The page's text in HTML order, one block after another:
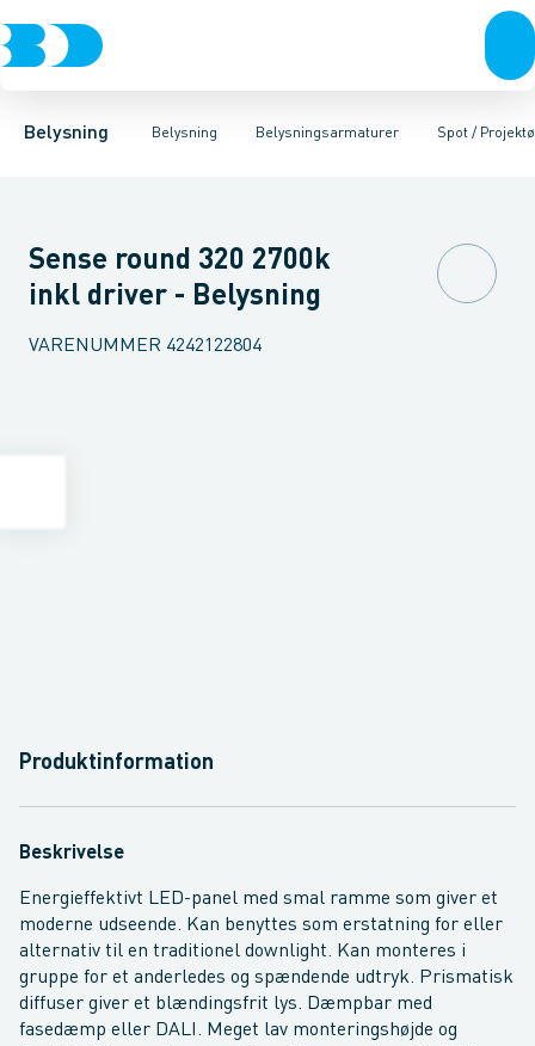
Belysning Belysning
Belysning Belysningsarmaturer
LyskilderBelysningsarmaturerLysstyringTilbehør tilSpot /
PendlerIndustriarmatur og halbelysningArmaturer for vej og
Sense round 320 2700k
inkl driver - Belysning
VARENUMMER 4242122804
Produktinformation
Beskrivelse
Energieffektivt LED-panel med smal ramme som giver et
moderne udseende. Kan benyttes som erstatning for eller
alternativ til en traditionel downlight. Kan monteres i
gruppe for et anderledes og spændende udtryk. Prismatisk
diffuser giver et blændingsfrit lys. Dæmpbar med
fasedæmp eller DALI. Meget lav monteringshøjde og